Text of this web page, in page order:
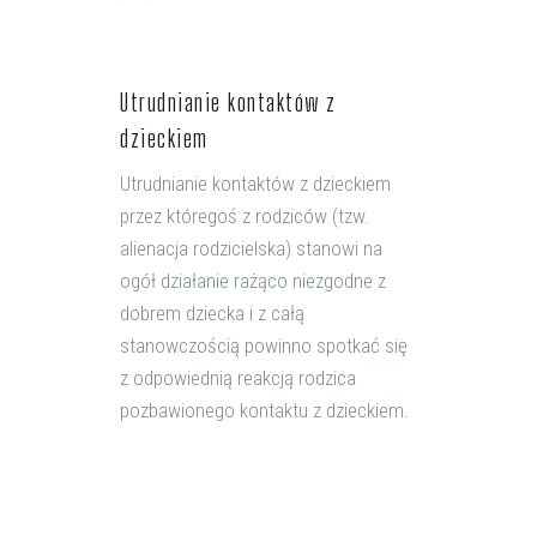
Utrudnianie kontaktów z
dzieckiem
Utrudnianie kontaktów z dzieckiem
przez któregoś z rodziców (tzw.
alienacja rodzicielska) stanowi na
ogół działanie rażąco niezgodne z
dobrem dziecka i z całą
stanowczością powinno spotkać się
z odpowiednią reakcją rodzica
pozbawionego kontaktu z dzieckiem.